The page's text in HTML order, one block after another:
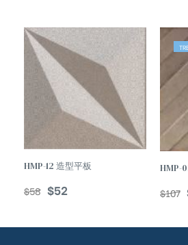
TREND
HMP-12 造型平板
$58 $52
HMP-
$107